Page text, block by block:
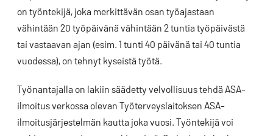
on työntekijä, joka merkittävän osan työajastaan
vähintään 20 työpäivänä vähintään 2 tuntia työpäivästä
tai vastaavan ajan (esim. 1 tunti 40 päivänä tai 40 tuntia
vuodessa), on tehnyt kyseistä työtä.
Työnantajalla on lakiin säädetty velvollisuus tehdä ASA-
ilmoitus verkossa olevan Työterveyslaitoksen ASA-
ilmoitusjärjestelmän kautta joka vuosi. Työntekijä voi